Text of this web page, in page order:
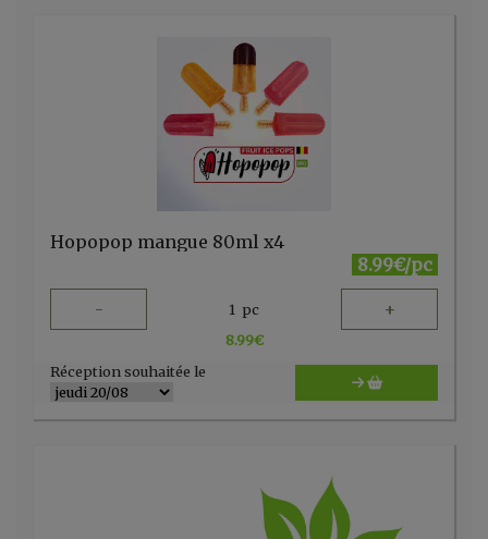
Hopopop mangue 80ml x4
8.99€/pc
- 1 pc +
8.99€
Réception souhaitée le